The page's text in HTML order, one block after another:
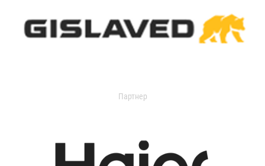
Партнер